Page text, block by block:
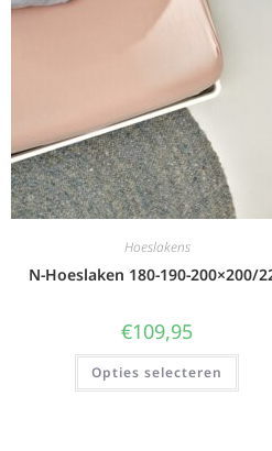
Hoeslakens
N-Hoeslaken 180-190-200×200/
€109,95
Opties selecteren